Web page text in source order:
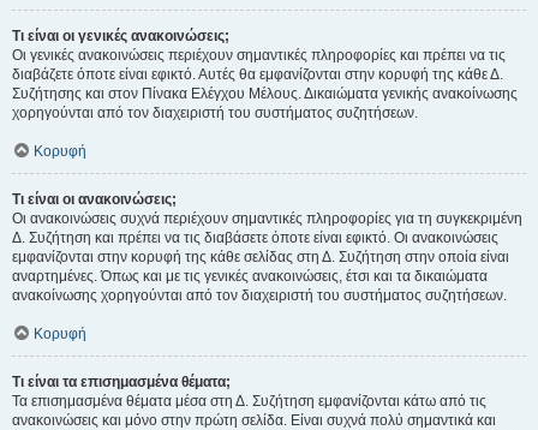
Τι είναι οι γενικές ανακοινώσεις;
Οι γενικές ανακοινώσεις περιέχουν σημαντικές πληροφορίες και πρέπει να τις
διαβάζετε όποτε είναι εφικτό. Αυτές θα εμφανίζονται στην κορυφή της κάθε Δ.
Συζήτησης και στον Πίνακα Ελέγχου Μέλους. Δικαιώματα γενικής ανακοίνωσης
χορηγούνται από τον διαχειριστή του συστήματος συζητήσεων.
Κορυφή
Τι είναι οι ανακοινώσεις;
Οι ανακοινώσεις συχνά περιέχουν σημαντικές πληροφορίες για τη συγκεκριμένη
Δ. Συζήτηση και πρέπει να τις διαβάσετε όποτε είναι εφικτό. Οι ανακοινώσεις
εμφανίζονται στην κορυφή της κάθε σελίδας στη Δ. Συζήτηση στην οποία είναι
αναρτημένες. Όπως και με τις γενικές ανακοινώσεις, έτσι και τα δικαιώματα
ανακοίνωσης χορηγούνται από τον διαχειριστή του συστήματος συζητήσεων.
Κορυφή
Τι είναι τα επισημασμένα θέματα;
Τα επισημασμένα θέματα μέσα στη Δ. Συζήτηση εμφανίζονται κάτω από τις
ανακοινώσεις και μόνο στην πρώτη σελίδα. Είναι συχνά πολύ σημαντικά και